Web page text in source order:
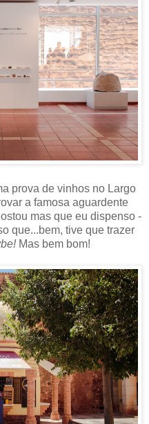
prova de vinhos no Largo
a famosa aguardente
mas que eu dispenso -
que...bem, tive que trazer
Mas bem bom!